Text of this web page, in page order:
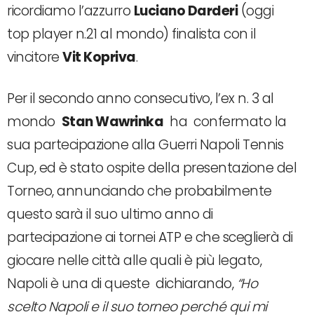
ricordiamo l’azzurro Luciano Darderi(oggi
top player n.21 al mondo) finalista con il
vincitoreVit Kopriva.
Per il secondo anno consecutivo, l’ex n. 3 al
mondo Stan Wawrinka ha confermato la
sua partecipazione alla Guerri Napoli Tennis
Cup, ed è stato ospite della presentazione del
Torneo, annunciando che probabilmente
questo sarà il suo ultimo anno di
partecipazione ai tornei ATP e che sceglierà di
giocare nelle città alle quali è più legato,
Napoli è una di queste dichiarando, “Ho
scelto Napoli e il suo torneo perché qui mi